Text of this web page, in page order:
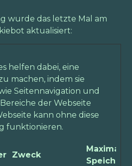
wurde das letzte Mal am
aktualisiert:
helfen dabei, eine
machen, indem sie
Seitennavigation und
der Webseite
kann ohne diese
funktionieren.
Zweck
Maximale